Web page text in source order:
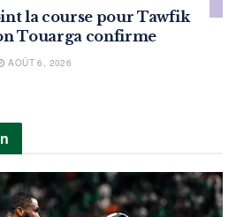
la course pour Tawfik
Touarga confirme
AOÛT 6, 2026